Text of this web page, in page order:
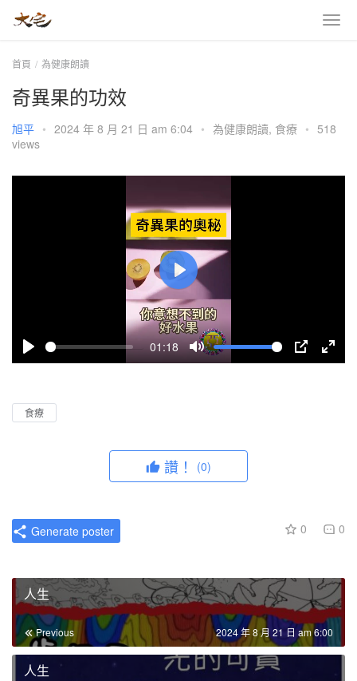
首頁 為健康朗讀
奇異果的功效
旭平 • 2024 年 8 月 21 日 am 6:04 • 為健康朗讀, 食療 • 518
views
P
a
01:18
M
P
E
l
c
r
e
e
P
l
a
y
食療
讚！ (0)
0 0
Generate poster
人生
Previous 2024 年 8 月 21 日 am 6:00
人生